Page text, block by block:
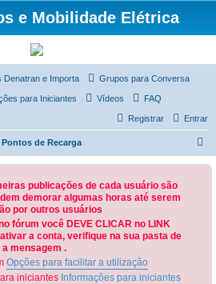
e Mobilidade Elétrica
Denatran e Importa Grupos para Conversa
para Iniciantes Vídeos FAQ
Entrar
Registrar
Pontos de Recarga
publicações de cada usuário são
demorar algumas horas até serem
por outros usuários
fórum você DEVE CLICAR no LINK
a conta, verifique na sua pasta de
mensagem .
Opções para facilitar a utilização
iniciantes Informações para iniciantes